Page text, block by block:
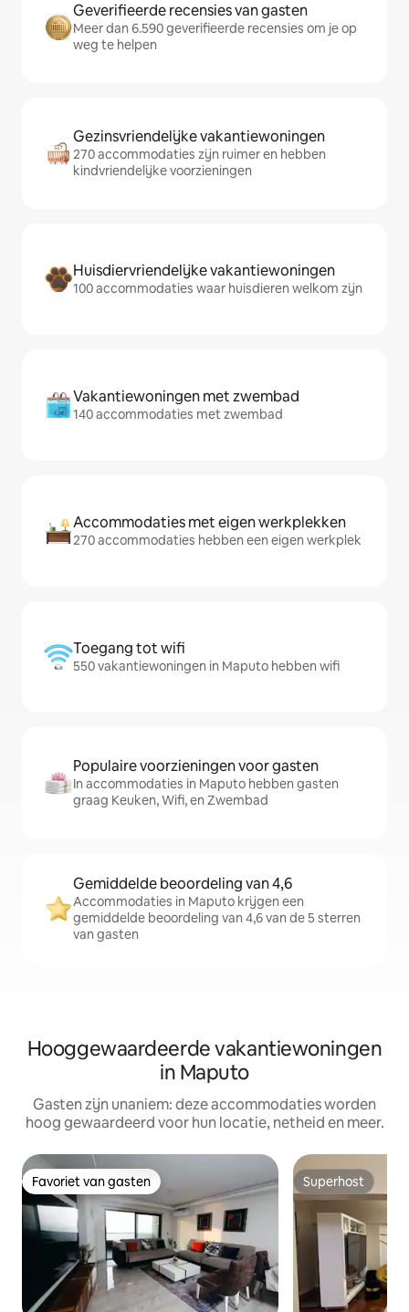
Geverifieerde recensies van gasten
Meer dan 6.590 geverifieerde recensies om je op
weg te helpen
Gezinsvriendelijke vakantiewoningen
270 accommodaties zijn ruimer en hebben
kindvriendelijke voorzieningen
Huisdiervriendelijke vakantiewoningen
100 accommodaties waar huisdieren welkom zijn
Vakantiewoningen met zwembad
140 accommodaties met zwembad
Accommodaties met eigen werkplekken
270 accommodaties hebben een eigen werkplek
Toegang tot wifi
550 vakantiewoningen in Maputo hebben wifi
Populaire voorzieningen voor gasten
In accommodaties in Maputo hebben gasten
graag Keuken, Wifi, en Zwembad
Gemiddelde beoordeling van 4,6
Accommodaties in Maputo krijgen een
gemiddelde beoordeling van 4,6 van de 5 sterren
van gasten
Hooggewaardeerde vakantiewoningen
in Maputo
Gasten zijn unaniem: deze accommodaties worden
hoog gewaardeerd voor hun locatie, netheid en meer.
Favoriet van gasten
Favoriet van gasten Superhost
Superhost